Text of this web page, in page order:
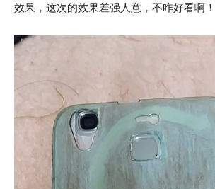
效果，这次的效果差强人意，不咋好看啊！